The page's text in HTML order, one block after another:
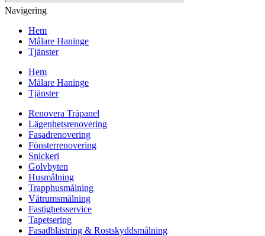
Navigering
Hem
Målare Haninge
Tjänster
Hem
Målare Haninge
Tjänster
Renovera Träpanel
Lägenhetsrenovering
Fasadrenovering
Fönsterrenovering
Snickeri
Golvbyten
Husmålning
Trapphusmålning
Våtrumsmålning
Fastighetsservice
Tapetsering
Fasadblästring & Rostskyddsmålning